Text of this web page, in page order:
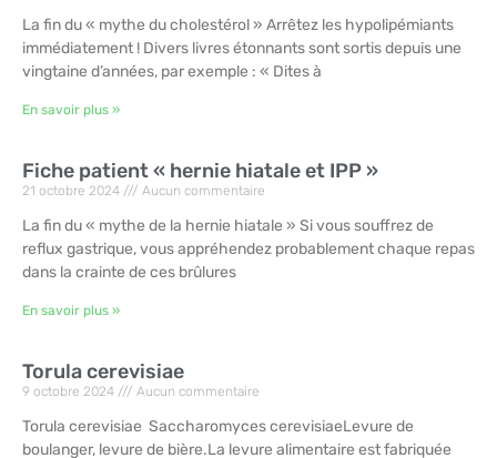
La fin du « mythe du cholestérol » Arrêtez les hypolipémiants
immédiatement ! Divers livres étonnants sont sortis depuis une
vingtaine d’années, par exemple : « Dites à
En savoir plus »
Fiche patient « hernie hiatale et IPP »
21 octobre 2024 Aucun commentaire
La fin du « mythe de la hernie hiatale » Si vous souffrez de
reflux gastrique, vous appréhendez probablement chaque repas
dans la crainte de ces brûlures
En savoir plus »
Torula cerevisiae
9 octobre 2024 Aucun commentaire
Torula cerevisiae Saccharomyces cerevisiaeLevure de
boulanger, levure de bière.La levure alimentaire est fabriquée